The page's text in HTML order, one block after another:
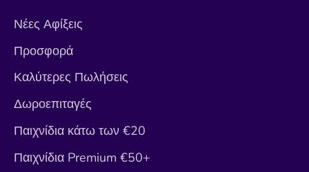
Νέες Αφίξεις
Προσφορά
Καλύτερες Πωλήσεις
Δωροεπιταγές
Παιχνίδια κάτω των €20
Παιχνίδια Premium €50+